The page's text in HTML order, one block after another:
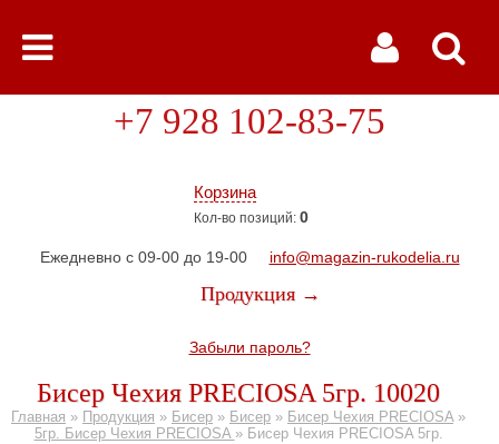
Корзина
Кол-во позиций: 0
+7 928 102-83-75
Ежедневно с 09-00 до 19-00 info@magazin-rukodelia.ru
Продукция →
Забыли пароль?
Бисер Чехия PRECIOSA 5гр. 10020
Главная » Продукция » Бисер » Бисер » Бисер Чехия PRECIOSA»
5гр. Бисер Чехия PRECIOSA » Бисер Чехия PRECIOSA 5гр.